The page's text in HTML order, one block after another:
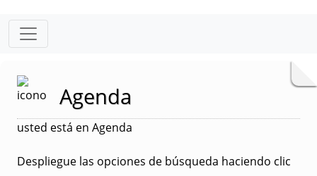
Agenda
usted está en Agenda
Despliegue las opciones de búsqueda haciendo clic